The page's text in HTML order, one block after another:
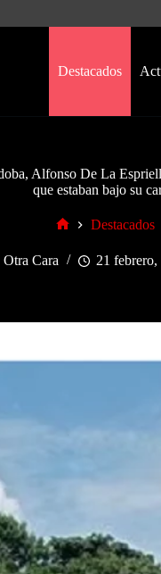
Destacados
Alfonso De La
que estaban bajo su
Destacados
Cara 21 febrero,